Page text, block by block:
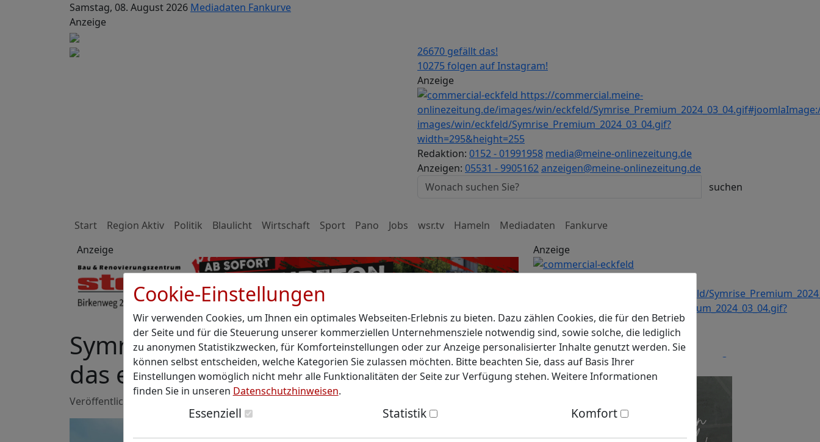
Cookie-Einstellungen
Wir verwenden Cookies, um Ihnen ein optimales Webseiten-Erlebnis zu bieten. Dazu zählen Cookies, die für den Betrieb
der Seite und für die Steuerung unserer kommerziellen Unternehmensziele notwendig sind, sowie solche, die lediglich
zu anonymen Statistikzwecken, für Komforteinstellungen oder zur Anzeige personalisierter Inhalte genutzt werden. Sie
können selbst entscheiden, welche Kategorien Sie zulassen möchten. Bitte beachten Sie, dass auf Basis Ihrer
Einstellungen womöglich nicht mehr alle Funktionalitäten der Seite zur Verfügung stehen. Weitere Informationen
finden Sie in unseren Datenschutzhinweisen.
Essenziell Statistik Komfort
Samstag, 08. August 2026 Mediadaten Fankurve
Anzeige
26670 gefällt das!
10275 folgen auf Instagram!
Anzeige
Redaktion: 0152 - 01991958 media@meine-onlinezeitung.de
Anzeigen: 05531 - 9905162anzeigen@meine-onlinezeitung.de
Start Region Aktiv Politik Blaulicht Wirtschaft Sport Pano Jobs wsr.tv Hameln Mediadaten
Fankurve
Anzeige
Symrise veröffentlicht Ergebnisse für
das erste Halbjahr 2025
Veröffentlicht: 30.07.2025 10:16 Uhr
Anzeige
Anzeige